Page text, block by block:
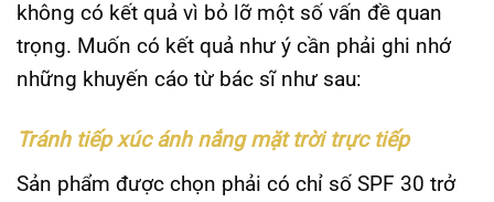
không có kết quả vì bỏ lỡ một số vấn đề quan
trọng. Muốn có kết quả như ý cần phải ghi nhớ
những khuyến cáo từ bác sĩ như sau:
Tránh tiếp xúc ánh nắng mặt trời trực tiếp
Sản phẩm được chọn phải có chỉ số SPF 30 trở